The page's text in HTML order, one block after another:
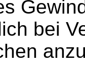
bei